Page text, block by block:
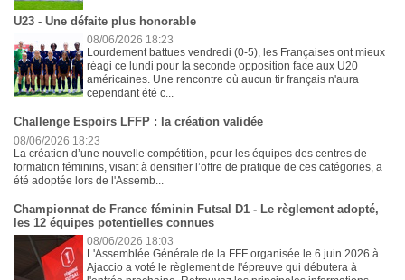
U23 - Une défaite plus honorable
08/06/2026 18:23
Lourdement battues vendredi (0-5), les Françaises ont mieux
réagi ce lundi pour la seconde opposition face aux U20
américaines. Une rencontre où aucun tir français n'aura
cependant été c...
Challenge Espoirs LFFP : la création validée
08/06/2026 18:23
La création d’une nouvelle compétition, pour les équipes des centres de
formation féminins, visant à densifier l’offre de pratique de ces catégories, a
été adoptée lors de l'Assemb...
Championnat de France féminin Futsal D1 - Le règlement adopté,
les 12 équipes potentielles connues
08/06/2026 18:03
L'Assemblée Générale de la FFF organisée le 6 juin 2026 à
Ajaccio a voté le règlement de l'épreuve qui débutera à